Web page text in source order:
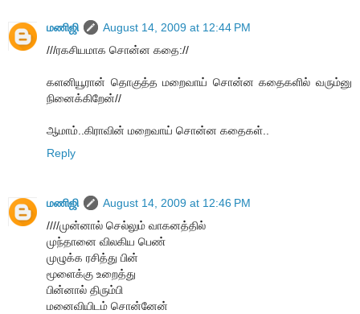
மணிஜி
August 14, 2009 at 12:44 PM
///ரகசியமாக சொன்ன கதை://
களனியூரான் தொகுத்த மறைவாய் சொன்ன கதைகளில் வரும்னு
நினைக்கிறேன்//
ஆமாம்..கிராவின் மறைவாய் சொன்ன கதைகள்..
Reply
மணிஜி
August 14, 2009 at 12:46 PM
////முன்னால் செல்லும் வாகனத்தில்
முந்தானை விலகிய பெண்
முழுக்க ரசித்து பின்
மூளைக்கு உறைத்து
பின்னால் திரும்பி
மனைவியிடம் சொன்னேன்